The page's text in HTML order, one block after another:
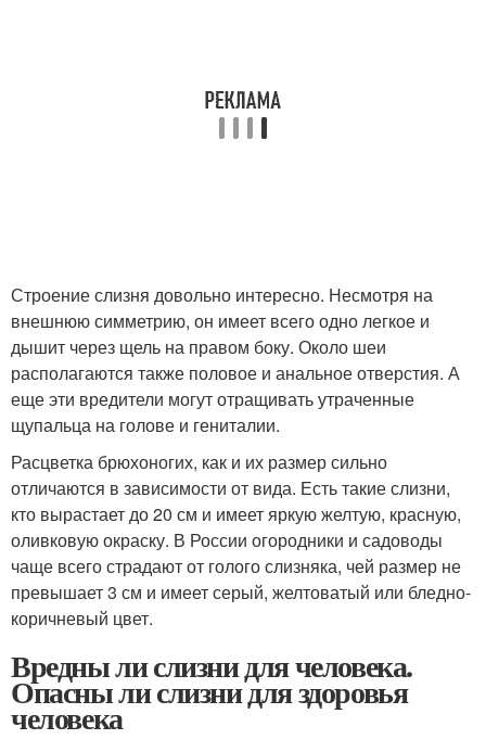
Строение слизня довольно интересно. Несмотря на
внешнюю симметрию, он имеет всего одно легкое и
дышит через щель на правом боку. Около шеи
располагаются также половое и анальное отверстия. А
еще эти вредители могут отращивать утраченные
щупальца на голове и гениталии.
Расцветка брюхоногих, как и их размер сильно
отличаются в зависимости от вида. Есть такие слизни,
кто вырастает до 20 см и имеет яркую желтую, красную,
оливковую окраску. В России огородники и садоводы
чаще всего страдают от голого слизняка, чей размер не
превышает 3 см и имеет серый, желтоватый или бледно-
коричневый цвет.
Вредны ли слизни для человека.
Опасны ли слизни для здоровья
человека